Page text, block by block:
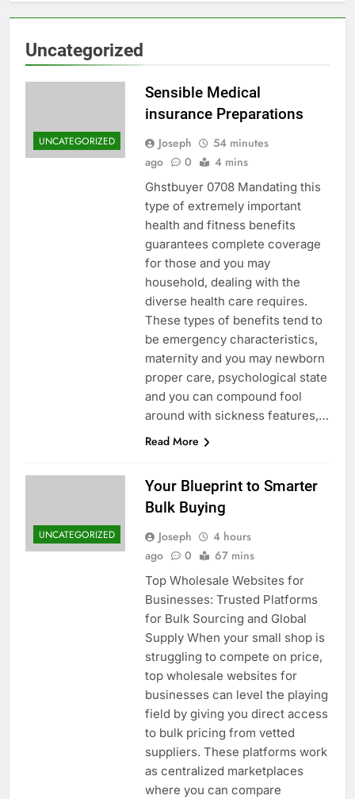
Uncategorized
UNCATEGORIZED
Sensible Medical
insurance Preparations
Joseph
54 minutes
ago
0 4 mins
Ghstbuyer 0708 Mandating this
type of extremely important
health and fitness benefits
guarantees complete coverage
for those and you may
household, dealing with the
diverse health care requires.
These types of benefits tend to
be emergency characteristics,
maternity and you may newborn
proper care, psychological state
and you can compound fool
around with sickness features,…
Read More
UNCATEGORIZED
Your Blueprint to Smarter
Bulk Buying
Joseph
4 hours
ago
0 67 mins
Top Wholesale Websites for
Businesses: Trusted Platforms
for Bulk Sourcing and Global
Supply When your small shop is
struggling to compete on price,
top wholesale websites for
businesses can level the playing
field by giving you direct access
to bulk pricing from vetted
suppliers. These platforms work
as centralized marketplaces
where you can compare